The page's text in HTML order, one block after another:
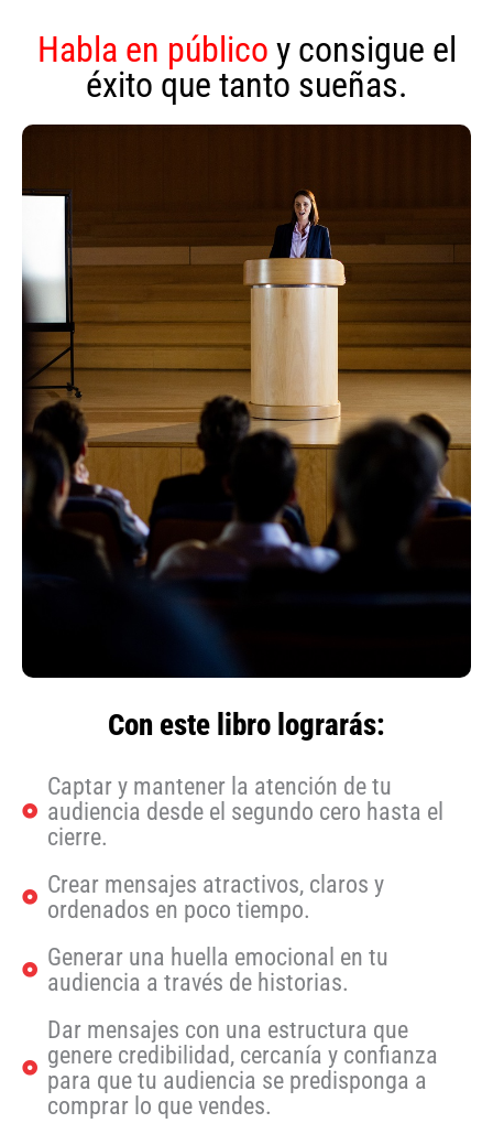
Habla en público y consigue el
éxito que tanto sueñas.
Con este libro lograrás:
Captar y mantener la atención de tu
audiencia desde el segundo cero hasta el
cierre.
Crear mensajes atractivos, claros y
ordenados en poco tiempo.
Generar una huella emocional en tu
audiencia a través de historias.
Dar mensajes con una estructura que
genere credibilidad, cercanía y confianza
para que tu audiencia se predisponga a
comprar lo que vendes.